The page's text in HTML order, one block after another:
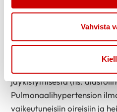
Vahvista
kautta sydämen oikealle
voi olla esimerkiksi
vajaatoiminta. Sydämen
kyse vasemman kammion
jäykistymisestä (ns.
Pulmonaalihypertension
vaikeutuneisiin oireisiin ja